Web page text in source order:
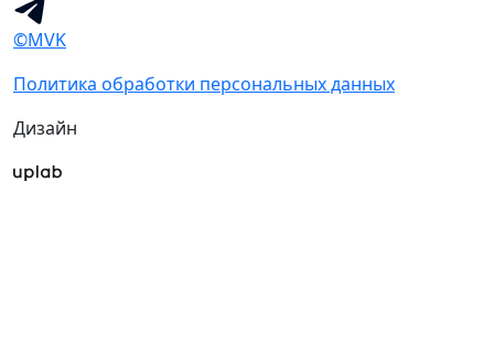
©MVK
Политика обработки персональных данных
Дизайн